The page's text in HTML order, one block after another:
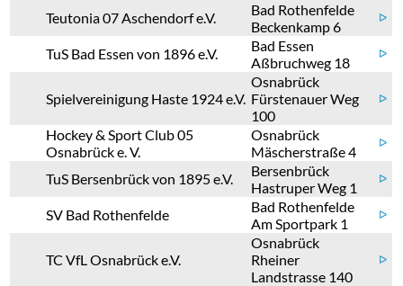
Teutonia 07 Aschendorf e.V.
Bad Rothenfelde
Beckenkamp 6
ᐅ
TuS Bad Essen von 1896 e.V.
Bad Essen
Aßbruchweg 18
ᐅ
Spielvereinigung Haste 1924 e.V.
Osnabrück
Fürstenauer Weg
100
ᐅ
Hockey & Sport Club 05
Osnabrück e. V.
Osnabrück
Mäscherstraße 4
ᐅ
TuS Bersenbrück von 1895 e.V.
Bersenbrück
Hastruper Weg 1
ᐅ
SV Bad Rothenfelde
Bad Rothenfelde
Am Sportpark 1
ᐅ
TC VfL Osnabrück e.V.
Osnabrück
Rheiner
Landstrasse 140
ᐅ